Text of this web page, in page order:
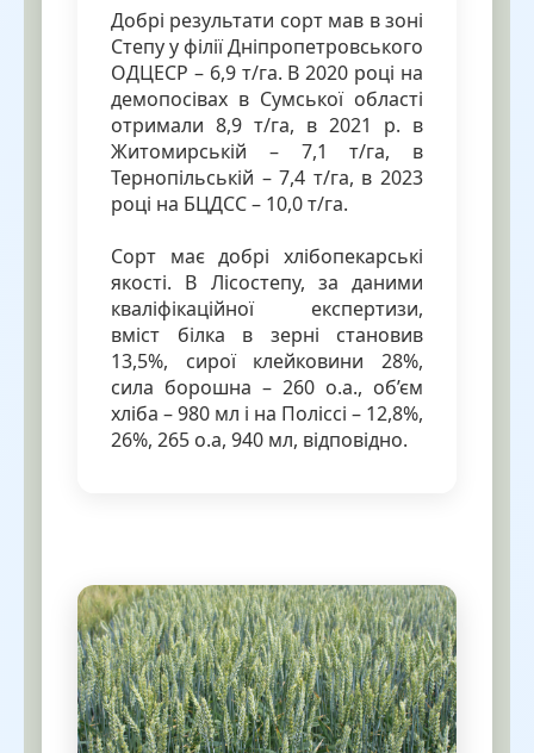
Добрі результати сорт мав в зоні
Степу у філії Дніпропетровського
ОДЦЕСР – 6,9 т/га. В 2020 році на
демопосівах в Сумської області
отримали 8,9 т/га, в 2021 р. в
Житомирській – 7,1 т/га, в
Тернопільській – 7,4 т/га, в 2023
році на БЦДСС – 10,0 т/га.
Сорт має добрі хлібопекарські
якості. В Лісостепу, за даними
кваліфікаційної експертизи,
вміст білка в зерні становив
13,5%, сирої клейковини 28%,
сила борошна – 260 о.а., об’єм
хліба – 980 мл і на Поліссі – 12,8%,
26%, 265 о.а, 940 мл, відповідно.